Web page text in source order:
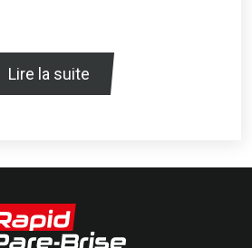
Lire la suite